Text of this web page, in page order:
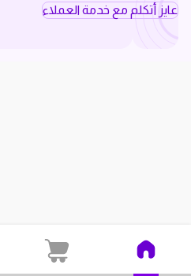
عايز أتكلم مع خدمة العملاء